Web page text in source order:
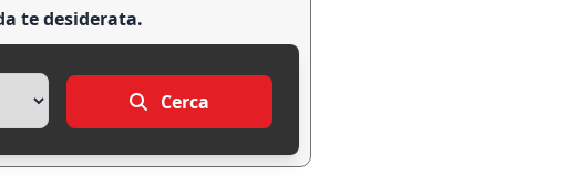
te desiderata.
Cerca